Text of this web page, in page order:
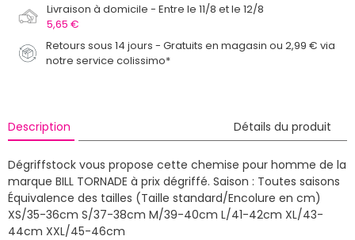
Livraison à domicile
Entre le 11/8 et le 12/8
5,65 €
Retours sous 14 jours - Gratuits en magasin ou 2,99 € via
notre service colissimo*
Description Détails du produit
Dégriffstock vous propose cette chemise pour homme de la
marque BILL TORNADE à prix dégriffé. Saison : Toutes saisons
Équivalence des tailles (Taille standard/Encolure en cm)
XS/35-36cm S/37-38cm M/39-40cm L/41-42cm XL/43-
44cm XXL/45-46cm